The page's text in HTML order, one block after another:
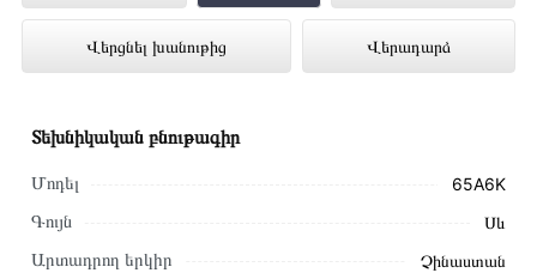
Վերցնել խանութից Վերադարձ
ներկայացված է Technomix առցանց
խանութում լավագույն գնով 389 000 դրամ
Տեխնիկական բնութագիր
Մոդել 65A6K
Գույն Սև
Արտադրող երկիր Չինաստան